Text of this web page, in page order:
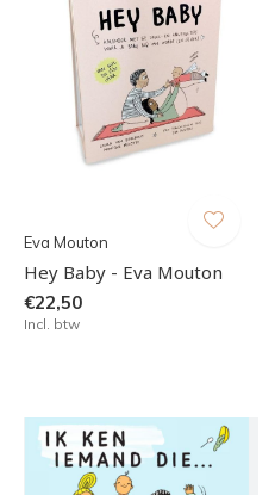
Eva Mouton
Hey Baby - Eva Mouton
€22,50
Incl. btw